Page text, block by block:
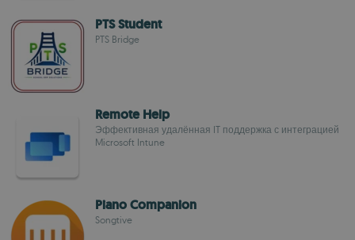
PTS Student
PTS Bridge
Remote Help
Эффективная удалённая IT поддержка с интеграцией
Microsoft Intune
Piano Companion
Songtive